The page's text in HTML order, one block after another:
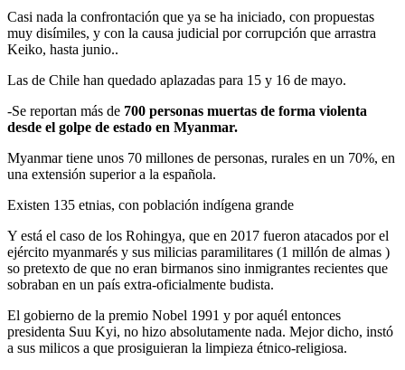
Casi nada la confrontación que ya se ha iniciado, con propuestas
muy disímiles, y con la causa judicial por corrupción que arrastra
Keiko, hasta junio..
Las de Chile han quedado aplazadas para 15 y 16 de mayo.
-Se reportan más de 700 personas muertas de forma violenta
desde el golpe de estado en Myanmar.
Myanmar tiene unos 70 millones de personas, rurales en un 70%, en
una extensión superior a la española.
Existen 135 etnias, con población indígena grande
Y está el caso de los Rohingya, que en 2017 fueron atacados por el
ejército myanmarés y sus milicias paramilitares (1 millón de almas )
so pretexto de que no eran birmanos sino inmigrantes recientes que
sobraban en un país extra-oficialmente budista.
El gobierno de la premio Nobel 1991 y por aquél entonces
presidenta Suu Kyi, no hizo absolutamente nada. Mejor dicho, instó
a sus milicos a que prosiguieran la limpieza étnico-religiosa.